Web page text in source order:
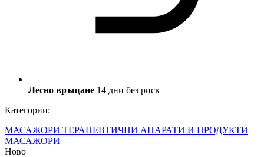
Лесно връщане 14 дни без риск
Категории:
МАСАЖОРИ ТЕРАПЕВТИЧНИ АПАРАТИ И ПРОДУКТИ
МАСАЖОРИ
Ново